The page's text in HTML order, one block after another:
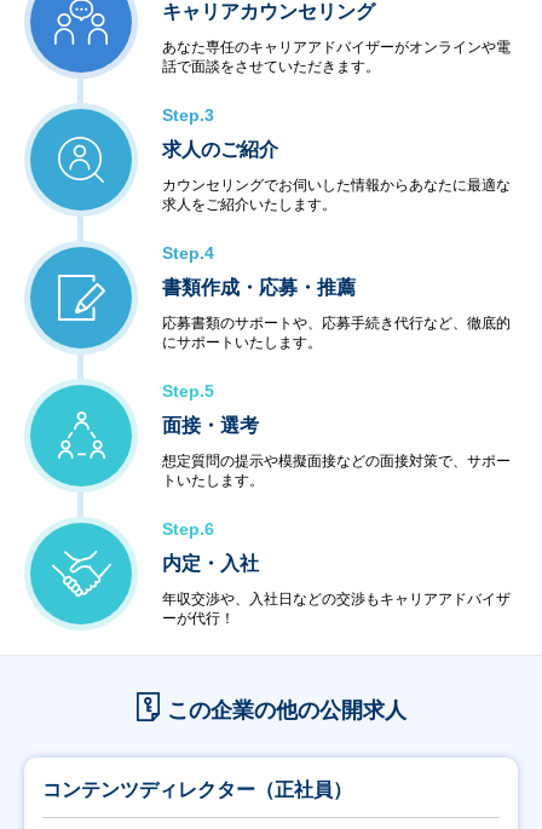
キャリアカウンセリング
あなた専任のキャリアアドバイザーがオンラインや電
話で面談をさせていただきます。
Step.3
求人のご紹介
カウンセリングでお伺いした情報からあなたに最適な
求人をご紹介いたします。
Step.4
書類作成・応募・推薦
応募書類のサポートや、応募手続き代行など、徹底的
にサポートいたします。
Step.5
面接・選考
想定質問の提示や模擬面接などの面接対策で、サポー
トいたします。
Step.6
内定・入社
年収交渉や、入社日などの交渉もキャリアアドバイザ
ーが代行！
この企業の他の公開求人
コンテンツディレクター（正社員）